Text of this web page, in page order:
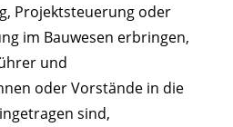
Projektsteuerung oder
im Bauwesen erbringen,
und
oder Vorstände in die
sind,